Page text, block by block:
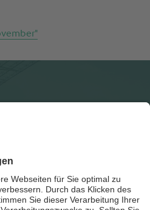
und auf dem Laufenden